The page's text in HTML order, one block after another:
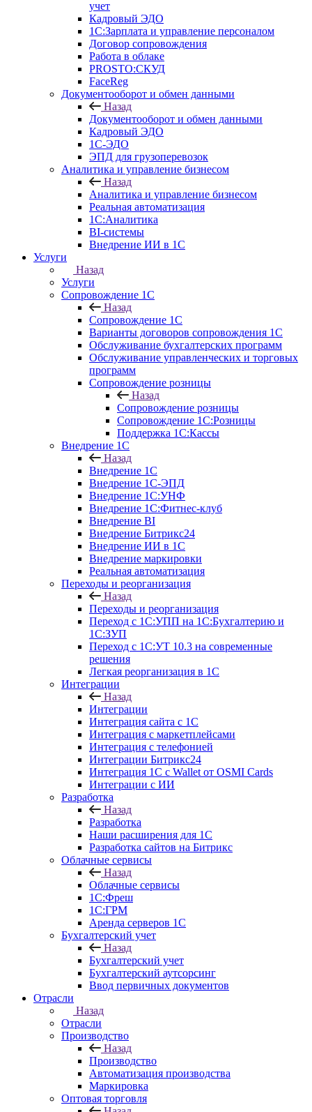
учет
Кадровый ЭДО
1С:Зарплата и управление персоналом
Договор сопровождения
Работа в облаке
PROSTO:СКУД
FaceReg
Документооборот и обмен данными
Назад
Документооборот и обмен данными
Кадровый ЭДО
1С-ЭДО
ЭПД для грузоперевозок
Аналитика и управление бизнесом
Назад
Аналитика и управление бизнесом
Реальная автоматизация
1С:Аналитика
BI-системы
Внедрение ИИ в 1С
Услуги
Назад
Услуги
Сопровождение 1С
Назад
Сопровождение 1С
Варианты договоров сопровождения 1С
Обслуживание бухгалтерских программ
Обслуживание управленческих и торговых
программ
Сопровождение розницы
Назад
Сопровождение розницы
Сопровождение 1С:Розницы
Поддержка 1С:Кассы
Внедрение 1С
Назад
Внедрение 1С
Внедрение 1С-ЭПД
Внедрение 1С:УНФ
Внедрение 1С:Фитнес-клуб
Внедрение BI
Внедрение Битрикс24
Внедрение ИИ в 1С
Внедрение маркировки
Реальная автоматизация
Переходы и реорганизация
Назад
Переходы и реорганизация
Переход с 1С:УПП на 1С:Бухгалтерию и
1С:ЗУП
Переход с 1С:УТ 10.3 на современные
решения
Легкая реорганизация в 1С
Интеграции
Назад
Интеграции
Интеграция сайта с 1С
Интеграция с маркетплейсами
Интеграция с телефонией
Интеграции Битрикс24
Интеграция 1С с Wallet от OSMI Cards
Интеграции с ИИ
Разработка
Назад
Разработка
Наши расширения для 1С
Разработка сайтов на Битрикс
Облачные сервисы
Назад
Облачные сервисы
1С:Фреш
1С:ГРМ
Аренда серверов 1С
Бухгалтерский учет
Назад
Бухгалтерский учет
Бухгалтерский аутсорсинг
Ввод первичных документов
Отрасли
Назад
Отрасли
Производство
Назад
Производство
Автоматизация производства
Маркировка
Оптовая торговля